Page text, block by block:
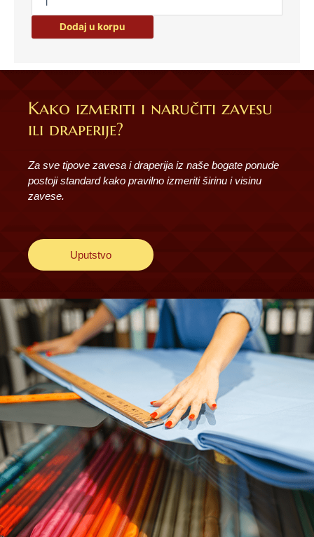
jastučnica
količina
Dodaj u korpu
Kako izmeriti i naručiti zavesu
ili draperije?
Za sve tipove zavesa i draperija iz naše bogate ponude
postoji standard kako pravilno izmeriti širinu i visinu
zavese.
Uputstvo